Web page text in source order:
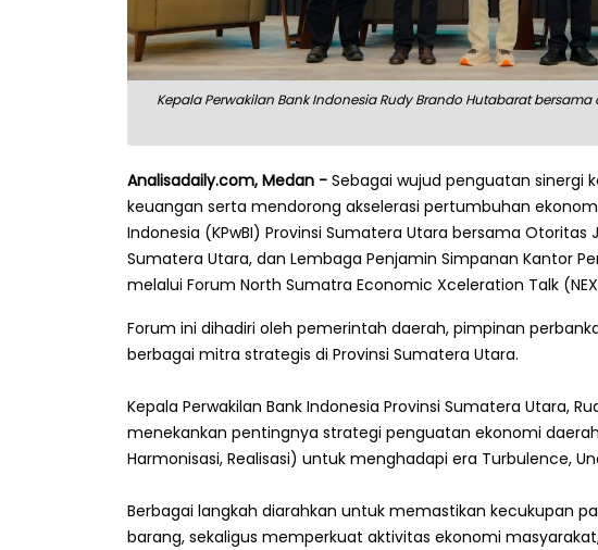
Kepala Perwakilan Bank Indonesia Rudy Brando Hutabarat
Analisadaily.com, Medan - Sebagai wujud penguatan sinergi
keuangan serta mendorong akselerasi pertumbuhan
Indonesia (KPwBI) Provinsi Sumatera Utara bersama Otoritas
Sumatera Utara, dan Lembaga Penjamin Simpanan Kantor
melalui Forum North Sumatra Economic Xceleration Talk
Forum ini dihadiri oleh pemerintah daerah, pimpinan
berbagai mitra strategis di Provinsi Sumatera Utara.
Kepala Perwakilan Bank Indonesia Provinsi Sumatera Utara,
menekankan pentingnya strategi penguatan ekonomi
Harmonisasi, Realisasi) untuk menghadapi era Turbulence,
Berbagai langkah diarahkan untuk memastikan kecukupan
barang, sekaligus memperkuat aktivitas ekonomi